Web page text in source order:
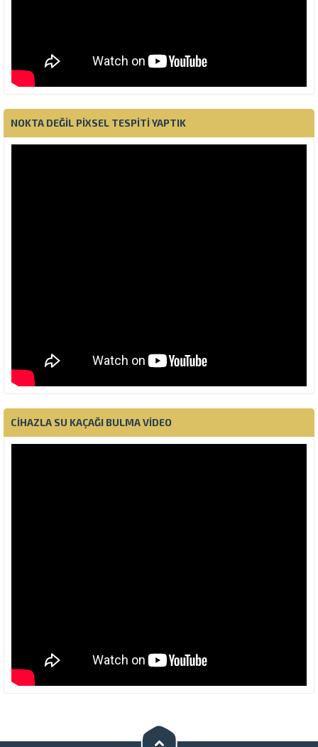
NOKTA DEĞIL PIXSEL TESPITI YAPTIK
CIHAZLA SU KAÇAĞI BULMA VIDEO